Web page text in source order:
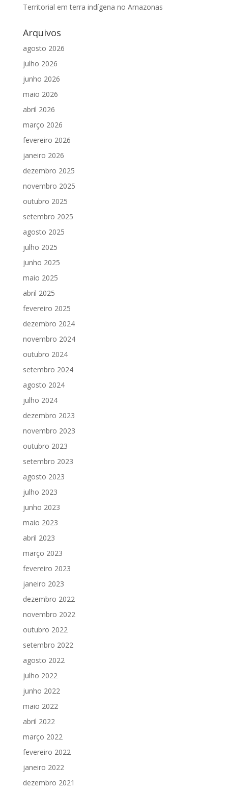
Territorial em terra indígena no Amazonas
Arquivos
agosto 2026
julho 2026
junho 2026
maio 2026
abril 2026
março 2026
fevereiro 2026
janeiro 2026
dezembro 2025
novembro 2025
outubro 2025
setembro 2025
agosto 2025
julho 2025
junho 2025
maio 2025
abril 2025
fevereiro 2025
dezembro 2024
novembro 2024
outubro 2024
setembro 2024
agosto 2024
julho 2024
dezembro 2023
novembro 2023
outubro 2023
setembro 2023
agosto 2023
julho 2023
junho 2023
maio 2023
abril 2023
março 2023
fevereiro 2023
janeiro 2023
dezembro 2022
novembro 2022
outubro 2022
setembro 2022
agosto 2022
julho 2022
junho 2022
maio 2022
abril 2022
março 2022
fevereiro 2022
janeiro 2022
dezembro 2021